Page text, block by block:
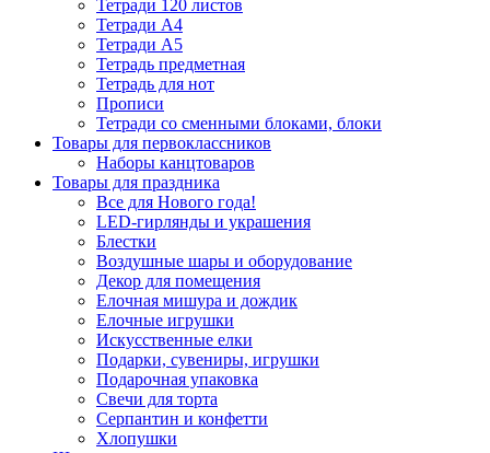
Тетради 120 листов
Тетради А4
Тетради А5
Тетрадь предметная
Тетрадь для нот
Прописи
Тетради со сменными блоками, блоки
Товары для первоклассников
Наборы канцтоваров
Товары для праздника
Все для Нового года!
LED-гирлянды и украшения
Блестки
Воздушные шары и оборудование
Декор для помещения
Елочная мишура и дождик
Елочные игрушки
Искусственные елки
Подарки, сувениры, игрушки
Подарочная упаковка
Свечи для торта
Серпантин и конфетти
Хлопушки